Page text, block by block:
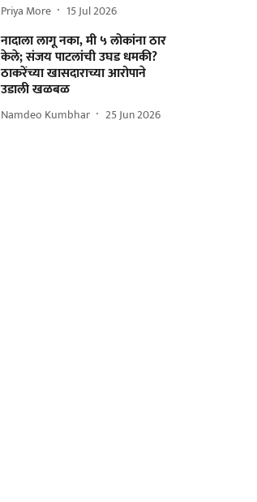
Priya More 15 Jul 2026
नादाला लागू नका, मी ५ लोकांना ठार
केले; संजय पाटलांची उघड धमकी?
ठाकरेंच्या खासदाराच्या आरोपाने
उडाली खळबळ
Namdeo Kumbhar 25 Jun 2026